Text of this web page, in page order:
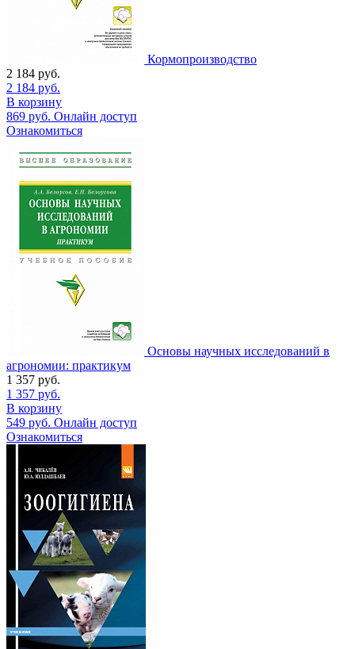
Кормопроизводство
2 184 руб.
2 184 руб.
В корзину
869 руб. Онлайн доступ
Ознакомиться
Основы научных исследований в
агрономии: практикум
1 357 руб.
1 357 руб.
В корзину
549 руб. Онлайн доступ
Ознакомиться